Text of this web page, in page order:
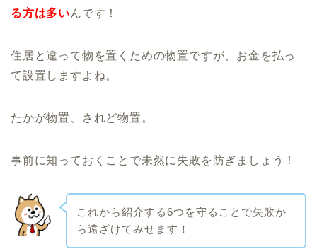
る方は多いんです！
住居と違って物を置くための物置ですが、お金を払っ
て設置しますよね。
たかが物置、されど物置。
事前に知っておくことで未然に失敗を防ぎましょう！
これから紹介する6つを守ることで失敗か
ら遠ざけてみせます！